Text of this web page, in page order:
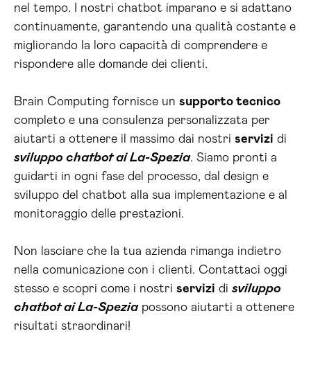
nel tempo. I nostri chatbot imparano e si adattano
continuamente, garantendo una qualità costante e
migliorando la loro capacità di comprendere e
rispondere alle domande dei clienti.
Brain Computing fornisce un supporto tecnico
completo e una consulenza personalizzata per
aiutarti a ottenere il massimo dai nostri servizi di
sviluppo chatbot ai La-Spezia. Siamo pronti a
guidarti in ogni fase del processo, dal design e
sviluppo del chatbot alla sua implementazione e al
monitoraggio delle prestazioni.
Non lasciare che la tua azienda rimanga indietro
nella comunicazione con i clienti. Contattaci oggi
stesso e scopri come i nostri servizi di sviluppo
chatbot ai La-Speziapossono aiutarti a ottenere
risultati straordinari!